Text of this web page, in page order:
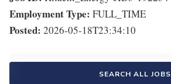
Employment Type: FULL_TIME
Posted: 2026-05-18T23:34:10
SEARCH ALL JOBS